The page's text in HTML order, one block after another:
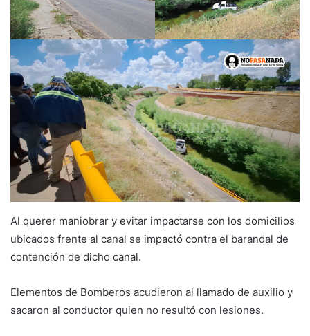
Al querer maniobrar y evitar impactarse con los domicilios
ubicados frente al canal se impactó contra el barandal de
contención de dicho canal.
Elementos de Bomberos acudieron al llamado de auxilio y
sacaron al conductor quien no resultó con lesiones.